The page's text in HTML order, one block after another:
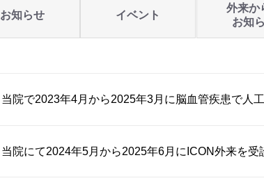
お知らせ イベント
外来か
お知
当院で2023年4月から2025年3月に脳血管疾患で人
当院にて2024年5月から2025年6月にICON外来を受